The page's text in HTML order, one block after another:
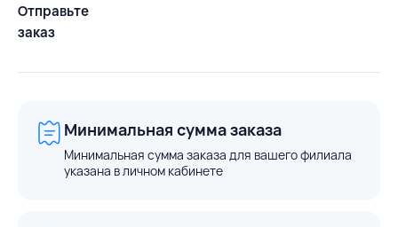
Отправьте
заказ
Минимальная сумма заказа
Минимальная сумма заказа для вашего филиала
указана в личном кабинете